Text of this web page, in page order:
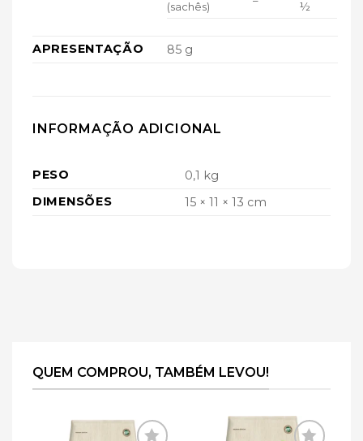
(sachês)
½
APRESENTAÇÃO 85 g
INFORMAÇÃO ADICIONAL
PESO
0,1 kg
DIMENSÕES
15 × 11 × 13 cm
QUEM COMPROU, TAMBÉM LEVOU!